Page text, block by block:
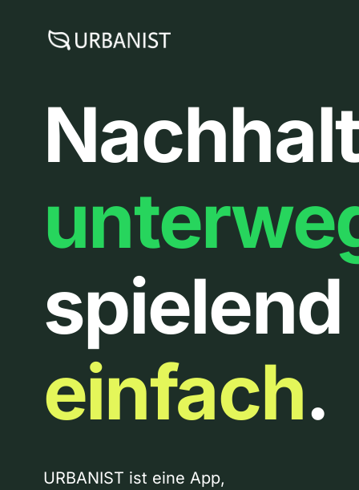
spielend
einfach.
URBANIST ist eine App,